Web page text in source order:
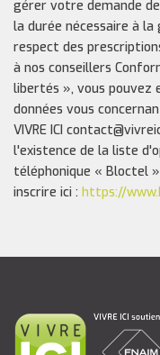
gérer votre demande
la durée nécessaire à
respect des
à nos conseillers
libertés », vous pouvez
données vous
VIVRE ICI
l'existence de la liste
téléphonique « Bloctel
inscrire ici : https://